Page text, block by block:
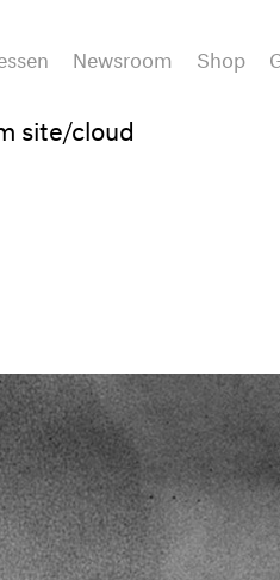
Newsroom Shop
site/cloud